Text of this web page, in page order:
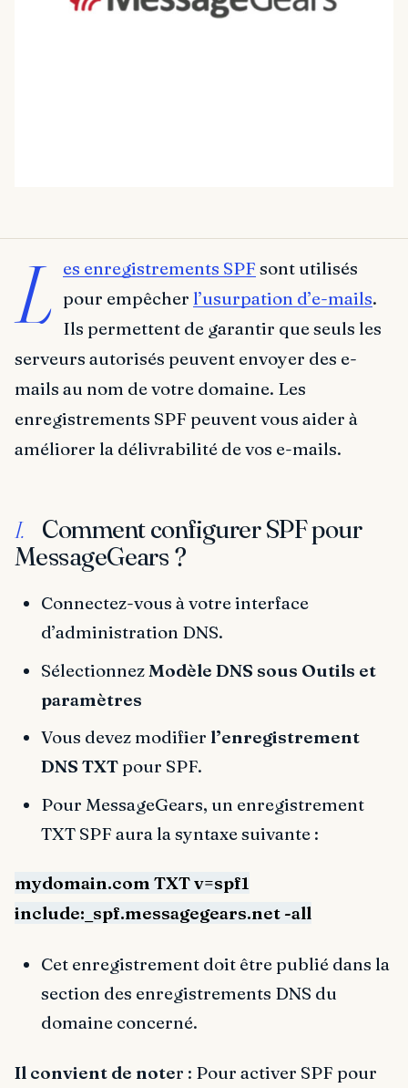
L es enregistrements SPF sont utilisés
pour empêcher l’usurpation d’e-mails.
Ils permettent de garantir que seuls les
serveurs autorisés peuvent envoyer des e-
mails au nom de votre domaine. Les
enregistrements SPF peuvent vous aider à
améliorer la délivrabilité de vos e-mails.
I.
Comment configurer SPF pour
MessageGears ?
Connectez-vous à votre interface
d’administration DNS.
Sélectionnez Modèle DNS sous Outils et
paramètres
Vous devez modifier l’enregistrement
DNS TXTpour SPF.
Pour MessageGears, un enregistrement
TXT SPF aura la syntaxe suivante :
mydomain.com TXT v=spf1
include:_spf.messagegears.net -all
Cet enregistrement doit être publié dans la
section des enregistrements DNS du
domaine concerné.
Il convient de noter : Pour activer SPF pour